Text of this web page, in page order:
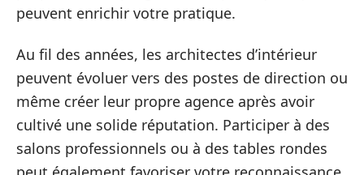
peuvent enrichir votre pratique.
Au fil des années, les architectes d’intérieur
peuvent évoluer vers des postes de direction ou
même créer leur propre agence après avoir
cultivé une solide réputation. Participer à des
salons professionnels ou à des tables rondes